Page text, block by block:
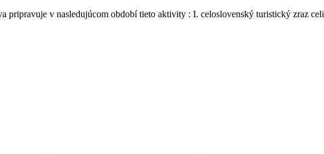
pripravuje v nasledujúcom období tieto aktivity : I. celoslovenský turistický zraz